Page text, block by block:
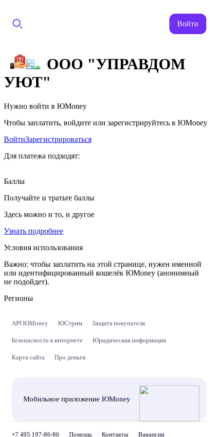
Войти
ООО "УПРАВДОМ
УЮТ"
Нужно войти в ЮMoney
Чтобы заплатить, войдите или зарегистрируйтесь в ЮMoney
ВойтиЗарегистрироваться
Для платежа подходят:
Баллы
Получайте и тратьте баллы
Здесь можно и то, и другое
Узнать подробнее
Условия использования
Важно: чтобы заплатить на этой странице, нужен именной
или идентифицированный кошелёк ЮMoney (анонимный
не подойдет).
Регионы
API ЮMoney ЮСтрим Защита покупателя
Безопасность в интернете Юридическая информация
Карта сайта Про деньги
Мобильное приложение ЮMoney
+7 495 197-86-86 Помощь Контакты Вакансии